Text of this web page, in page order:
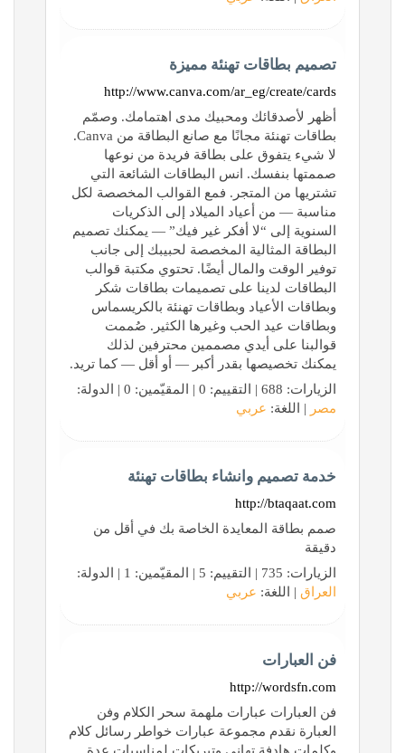
تصميم بطاقات تهنئة مميزة
http://www.canva.com/ar_eg/create/cards
أظهر لأصدقائك ومحبيك مدى اهتمامك. وصمّم
بطاقات تهنئة مجانًا مع صانع البطاقة من Canva.
لا شيء يتفوق على بطاقة فريدة من نوعها
صممتها بنفسك. انس البطاقات الشائعة التي
تشتريها من المتجر. فمع القوالب المخصصة لكل
مناسبة — من أعياد الميلاد إلى الذكريات
السنوية إلى “لا أفكر غير فيك” — يمكنك تصميم
البطاقة المثالية المخصصة لحبيبك إلى جانب
توفير الوقت والمال أيضًا. تحتوي مكتبة قوالب
البطاقات لدينا على تصميمات بطاقات شكر
وبطاقات الأعياد وبطاقات تهنئة بالكريسماس
وبطاقات عيد الحب وغيرها الكثير. صُممت
قوالبنا على أيدي مصممين محترفين لذلك
يمكنك تخصيصها بقدر أكبر — أو أقل — كما تريد.
الزيارات: 688 | التقييم: 0 | المقيّمين: 0 | الدولة:
مصر | اللغة: عربي
خدمة تصميم وانشاء بطاقات تهنئة
http://btaqaat.com
صمم بطاقة المعايدة الخاصة بك في أقل من
دقيقة
الزيارات: 735 | التقييم: 5 | المقيّمين: 1 | الدولة:
العراق | اللغة: عربي
فن العبارات
http://wordsfn.com
فن العبارات عبارات ملهمة سحر الكلام وفن
العبارة نقدم مجموعة عبارات خواطر رسائل كلام